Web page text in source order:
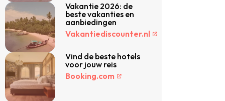
Vakantie 2026: de
beste vakanties en
aanbiedingen
Vakantiediscounter.nl
Vind de beste hotels
voor jouw reis
Booking.com